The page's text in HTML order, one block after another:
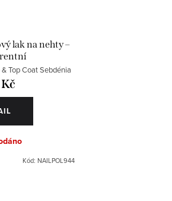
lak na nehty –
Top Coat Sebdénia
Kód: NAILPOL944